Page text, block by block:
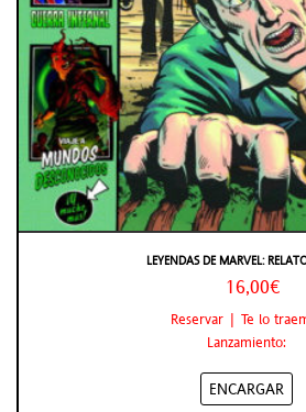
LEYENDAS DE MARVEL:
16,00€
Reservar | Te lo
Lanzamiento:
ENCARGAR